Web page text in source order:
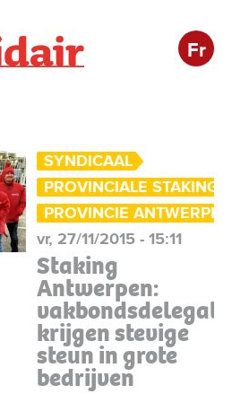
Fr
SYNDICAAL
PROVINCIALE STAKING
PROVINCIE ANTWERPEN
vr, 27/11/2015 - 15:11
Staking
Antwerpen:
krijgen stevige
steun in grote
bedrijven